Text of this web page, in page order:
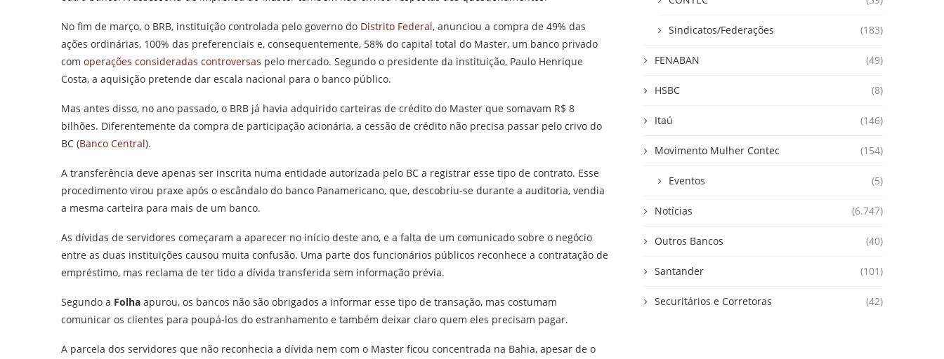
No fim de março, o BRB, instituição controlada pelo governo do Distrito Federal, anunciou a compra de 49% das
ações ordinárias, 100% das preferenciais e, consequentemente, 58% do capital total do Master, um banco privado
com operações consideradas controversas pelo mercado. Segundo o presidente da instituição, Paulo Henrique
Costa, a aquisição pretende dar escala nacional para o banco público.
Mas antes disso, no ano passado, o BRB já havia adquirido carteiras de crédito do Master que somavam R$ 8
bilhões. Diferentemente da compra de participação acionária, a cessão de crédito não precisa passar pelo crivo do
BC (Banco Central).
A transferência deve apenas ser inscrita numa entidade autorizada pelo BC a registrar esse tipo de contrato. Esse
procedimento virou praxe após o escândalo do banco Panamericano, que, descobriu-se durante a auditoria, vendia
a mesma carteira para mais de um banco.
As dívidas de servidores começaram a aparecer no início deste ano, e a falta de um comunicado sobre o negócio
entre as duas instituições causou muita confusão. Uma parte dos funcionários públicos reconhece a contratação de
empréstimo, mas reclama de ter tido a dívida transferida sem informação prévia.
Segundo a Folha apurou, os bancos não são obrigados a informar esse tipo de transação, mas costumam
comunicar os clientes para poupá-los do estranhamento e também deixar claro quem eles precisam pagar.
A parcela dos servidores que não reconhecia a dívida nem com o Master ficou concentrada na Bahia, apesar de o
Sindicatos/Federações (183)
FENABAN (49)
HSBC (8)
Itaú (146)
Movimento Mulher Contec (154)
Eventos (5)
Notícias (6.747)
Outros Bancos (40)
Santander (101)
Securitários e Corretoras (42)